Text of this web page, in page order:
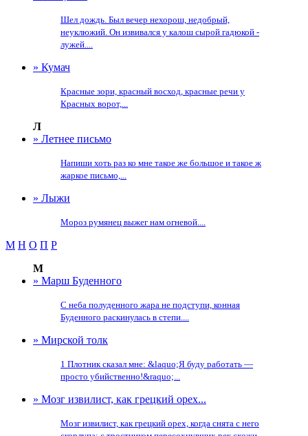
Шел дождь. Был вечер нехорош, недобрый,
неуклюжий. Он извивался у калош сырой гадюкой -
лужей....
» Кумач
Красные зори, красный восход, красные речи у
Красных ворот,...
Л
» Летнее письмо
Напиши хоть раз ко мне такое же большое и такое ж
жаркое письмо,...
» Лыжи
Мороз румянец выжег нам огневой....
М Н О П Р
М
» Марш Буденного
С неба полуденного жара не подступи, конная
Буденного раскинулась в степи....
» Мирской толк
1 Плотник сказал мне: &laquo;Я буду работать —
просто убийственно!&raquo;...
» Мозг извилист, как грецкий орех...
Мозг извилист, как грецкий орех, когда снята с него